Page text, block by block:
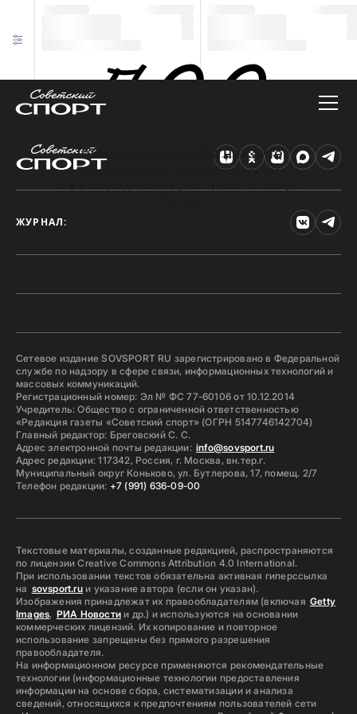
Техническая ошибка на сайте
Произошла ошибка. Чтобы найти нужную
ЖУРНАЛ:
Сетевое издание SOVSPORT RU зарегистрировано в Федеральной
службе по надзору в сфере связи, информационных технологий и
массовых коммуникаций.
Регистрационный номер: Эл № ФС 77-60106 от 10.12.2014
Учредитель: Общество с ограниченной ответственностью
«Редакция газеты «Советский спорт» (ОГРН 5147746142704)
Главный редактор: Бреговский С. С.
Адрес электронной почты редакции: info@sovsport.ru
Адрес редакции: 117342, Россия, г. Москва, вн.тер.г.
Муниципальный округ Коньково, ул. Бутлерова, 17, помещ. 2/7
Телефон редакции: +7 (991) 636-09-00
Текстовые материалы, созданные редакцией, распространяются
по лицензии Creative Commons Attribution 4.0 International.
При использовании текстов обязательна активная гиперссылка
на sovsport.ruи указание автора (если он указан).
Изображения принадлежат их правообладателям (включая Getty
Images, РИА Новостии др.) и используются на основании
коммерческих лицензий. Их копирование и повторное
использование запрещены без прямого разрешения
правообладателя.
На информационном ресурсе применяются рекомендательные
технологии (информационные технологии предоставления
информации на основе сбора, систематизации и анализа
сведений, относящихся к предпочтениям пользователей сети